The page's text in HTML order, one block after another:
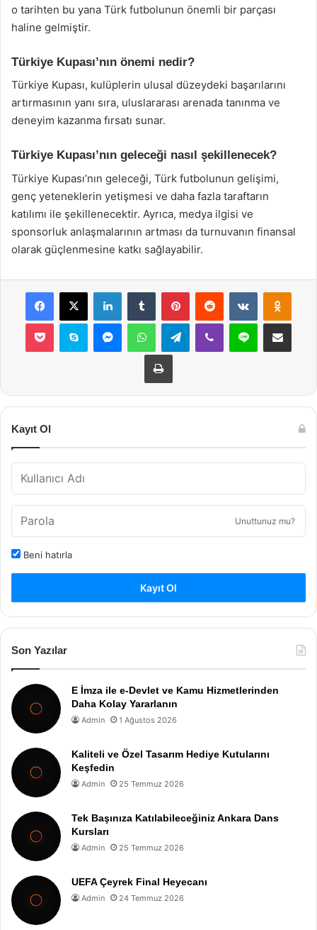
o tarihten bu yana Türk futbolunun önemli bir parçası
haline gelmiştir.
Türkiye Kupası’nın önemi nedir?
Türkiye Kupası, kulüplerin ulusal düzeydeki başarılarını
artırmasının yanı sıra, uluslararası arenada tanınma ve
deneyim kazanma fırsatı sunar.
Türkiye Kupası’nın geleceği nasıl şekillenecek?
Türkiye Kupası’nın geleceği, Türk futbolunun gelişimi,
genç yeteneklerin yetişmesi ve daha fazla taraftarın
katılımı ile şekillenecektir. Ayrıca, medya ilgisi ve
sponsorluk anlaşmalarının artması da turnuvanın finansal
olarak güçlenmesine katkı sağlayabilir.
Facebook
X LinkedInTumblr PinterestReddit VKontakte
Pocket Skype MessengerWhatsAppTelegramViber Line E-Posta ile
Yazdır
Kayıt Ol
Unuttunuz mu?
Beni hatırla
Kayıt Ol
Son Yazılar
E İmza ile e-Devlet ve Kamu Hizmetlerinden
Daha Kolay Yararlanın
Admin 1 Ağustos 2026
Kaliteli ve Özel Tasarım Hediye Kutularını
Keşfedin
Admin 25 Temmuz 2026
Tek Başınıza Katılabileceğiniz Ankara Dans
Kursları
Admin 25 Temmuz 2026
UEFA Çeyrek Final Heyecanı
Admin 24 Temmuz 2026